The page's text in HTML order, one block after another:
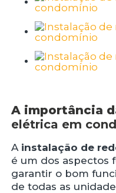
A importância
elétrica em
A instalação de
é um dos aspectos
garantir o bom
de todas as